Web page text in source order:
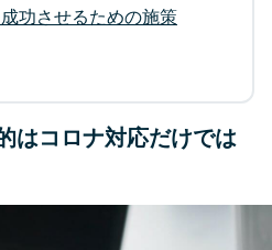
功させるための施策
はコロナ対応だけでは